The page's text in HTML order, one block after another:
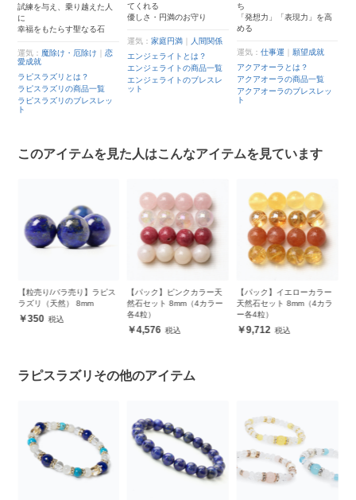
試練を与え、乗り越えた人
に
幸福をもたらす聖なる石
運気： 魔除け・厄除け ｜恋
愛成就
ラピスラズリとは？
ラピスラズリの商品一覧
ラピスラズリのブレスレッ
ト
てくれる
優しさ・円満のお守り
運気：家庭円満
人間関係
エンジェライトとは？
エンジェライトの商品一覧
エンジェライトのブレスレ
ット
ち
「発想力」「表現力」を高
める
運気： 仕事運
願望成就
アクアオーラとは？
アクアオーラの商品一覧
アクアオーラのブレスレッ
ト
このアイテムを見た人はこんなアイテムを見ています
【粒売り/バラ売り】ラピス
ラズリ（天然） 8mm
350
【パック】ピンクカラー天
然石セット 8mm（4カラー
各4粒）
4,576
【パック】イエローカラー
天然石セット 8mm（4カラ
ー各4粒）
9,712
ラピスラズリその他のアイテム